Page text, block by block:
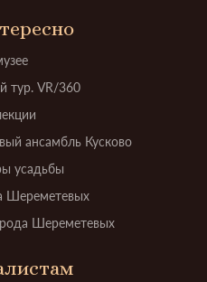
тур. VR/360
ансамбль Кусково
усадьбы
Шереметевых
Шереметевых